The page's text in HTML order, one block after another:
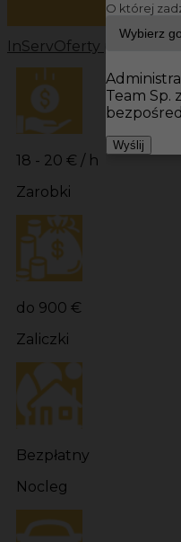
InServOferty pracy
18 - 20 € / h
Zarobki
do 900 €
Zaliczki
Bezpłatny
Nocleg
O której
Team Sp.
Wyślij